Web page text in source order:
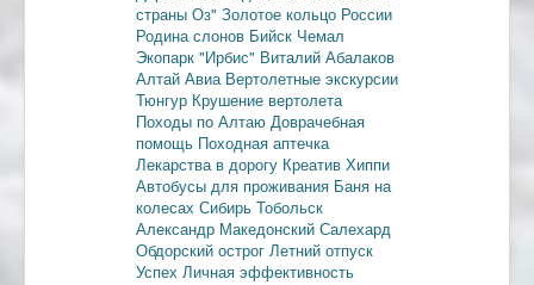
страны Оз" Золотое кольцо России
Родина слонов Бийск Чемал
Экопарк "Ирбис" Виталий Абалаков
Алтай Авиа Вертолетные экскурсии
Тюнгур Крушение вертолета
Походы по Алтаю Доврачебная
помощь Походная аптечка
Лекарства в дорогу Креатив Хиппи
Автобусы для проживания Баня на
колесах Сибирь Тобольск
Александр Македонский Салехард
Обдорский острог Летний отпуск
Успех Личная эффективность